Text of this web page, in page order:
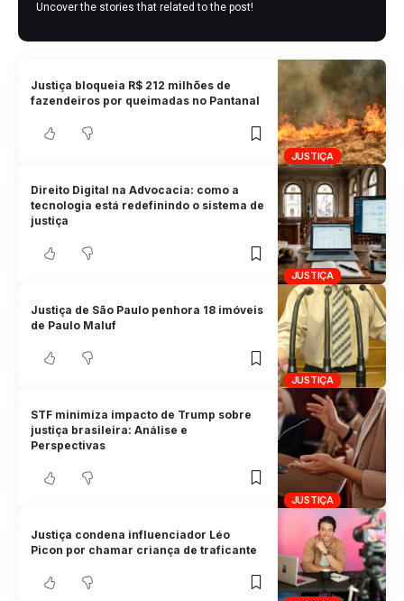
Uncover the stories that related to the post!
JUSTIÇA
Justiça bloqueia R$ 212 milhões de
fazendeiros por queimadas no Pantanal
JUSTIÇA
Direito Digital na Advocacia: como a
tecnologia está redefinindo o sistema de
justiça
JUSTIÇA
Justiça de São Paulo penhora 18 imóveis
de Paulo Maluf
JUSTIÇA
STF minimiza impacto de Trump sobre
justiça brasileira: Análise e
Perspectivas
Justiça condena influenciador Léo
Picon por chamar criança de traficante